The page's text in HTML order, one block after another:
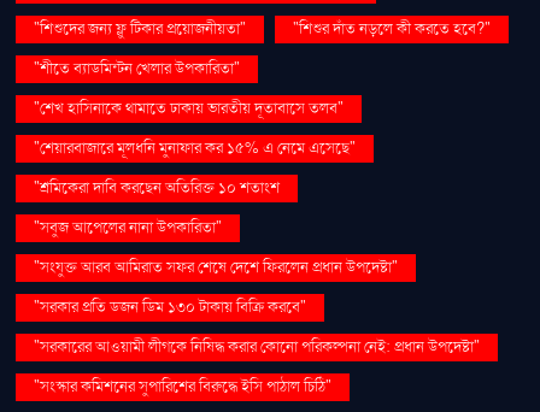
"শিশুদের জন্য ফ্লু টিকার প্রয়োজনীয়তা"
"শিশুর দাঁত নড়লে কী করতে হবে?"
"শীতে ব্যাডমিন্টন খেলার উপকারিতা"
"শেখ হাসিনাকে থামাতে ঢাকায় ভারতীয় দূতাবাসে তলব"
"শেয়ারবাজারে মূলধনি মুনাফার কর ১৫% এ নেমে এসেছে"
"শ্রমিকেরা দাবি করছেন অতিরিক্ত ১০ শতাংশ
"সবুজ আপেলের নানা উপকারিতা"
"সংযুক্ত আরব আমিরাত সফর শেষে দেশে ফিরলেন প্রধান উপদেষ্টা"
"সরকার প্রতি ডজন ডিম ১৩০ টাকায় বিক্রি করবে"
"সরকারের আওয়ামী লীগকে নিষিদ্ধ করার কোনো পরিকল্পনা নেই: প্রধান উপদেষ্টা"
"সংস্কার কমিশনের সুপারিশের বিরুদ্ধে ইসি পাঠাল চিঠি"